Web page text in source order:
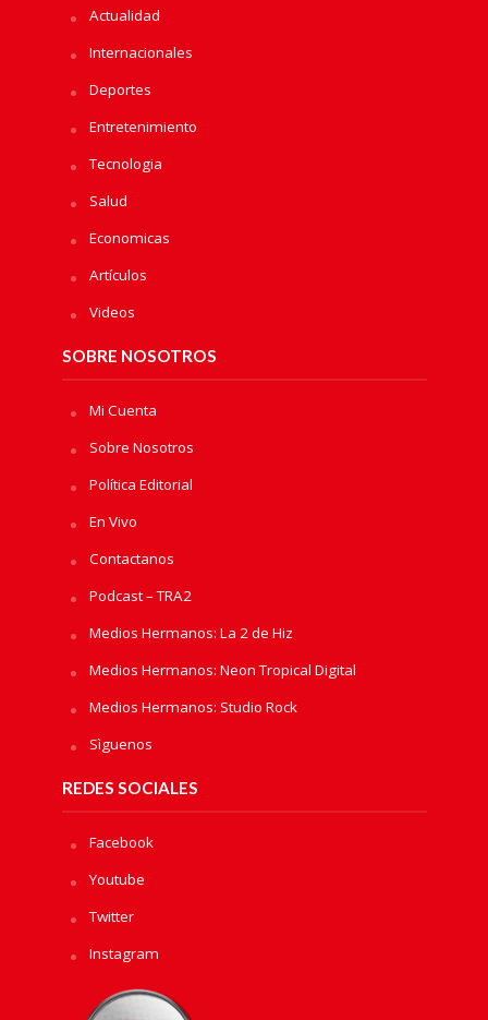
Actualidad
Internacionales
Deportes
Entretenimiento
Tecnologia
Salud
Economicas
Artículos
Videos
SOBRE NOSOTROS
Mi Cuenta
Sobre Nosotros
Política Editorial
En Vivo
Contactanos
Podcast – TRA2
Medios Hermanos: La 2 de Hiz
Medios Hermanos: Neon Tropical Digital
Medios Hermanos: Studio Rock
Sìguenos
REDES SOCIALES
Facebook
Youtube
Twitter
Instagram